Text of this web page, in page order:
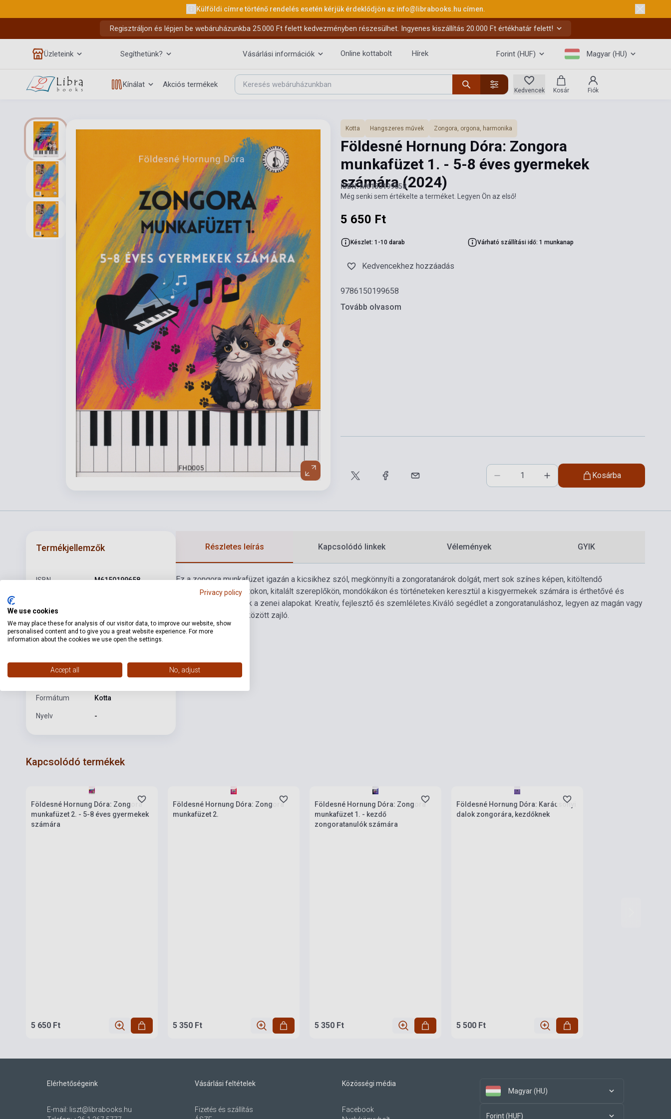
Külföldi címre történő rendelés esetén kérjük érdeklődjön az info@librabooks.hu címen.
Regisztráljon és lépjen be webáruházunkba 25.000 Ft felett kedvezményben részesülhet. Ingyenes kiszállítás 20.000 Ft értékhatár felett!
Üzleteink Segíthetünk? Vásárlási információk Online kottabolt Hírek Forint (HUF) Magyar (HU)
Kínálat Akciós termékek
Kedvencek Kosár Fiók
Kotta Hangszeres művek Zongora, orgona, harmonika
Földesné Hornung Dóra: Zongora
munkafüzet 1. - 5-8 éves gyermekek
számára(2024)
ISBN: M6150199658
Még senki sem értékelte a terméket. Legyen Ön az első!
5 650 Ft
Készlet: 1-10 darab Várható szállítási idő: 1 munkanap
Kedvencekhez hozzáadás
9786150199658
Tovább olvasom
Kosárba
Termékjellemzők
ISBN M6150199658
Oldalszám 27
Kötés Puhakötés
Kiadó SZERZŐI KIADÁS
Kiadási év 2024
Formátum Kotta
Nyelv -
Részletes leírás Kapcsolódó linkek Vélemények GYIK
Ez a zongora munkafüzet igazán a kicsikhez szól, megkönnyíti a zongoratanárok dolgát, mert sok színes képen, kitöltendő
feladatokon, hasonlatokon, kitalált szereplőkön, mondókákon és történeteken keresztül a kisgyermekek számára is érthetővé és
befogadhatóvá teszik a zenei alapokat. Kreatív, fejlesztő és szemléletes. Kiváló segédlet a zongoratanuláshoz, legyen az magán vagy
zeneiskolai keretek között zajló.
Kapcsolódó termékek
Földesné Hornung Dóra: Zongora
munkafüzet 2. - 5-8 éves gyermekek
számára
5 650 Ft
Földesné Hornung Dóra: Zongora
munkafüzet 2.
5 350 Ft
Földesné Hornung Dóra: Zongora
munkafüzet 1. - kezdő
zongoratanulók számára
5 350 Ft
Földesné Hornung Dóra: Karácsonyi
dalok zongorára, kezdőknek
5 500 Ft
Elérhetőségeink
E-mail: liszt@librabooks.hu
Vásárlási feltételek
Fizetés és szállítás
Közösségi média
Facebook
Magyar (HU)
Forint (HUF)
Privacy policy
We use cookies
We may place these for analysis of our visitor data, to improve our website, show
personalised content and to give you a great website experience. For more
information about the cookies we use open the settings.
Accept all No, adjust